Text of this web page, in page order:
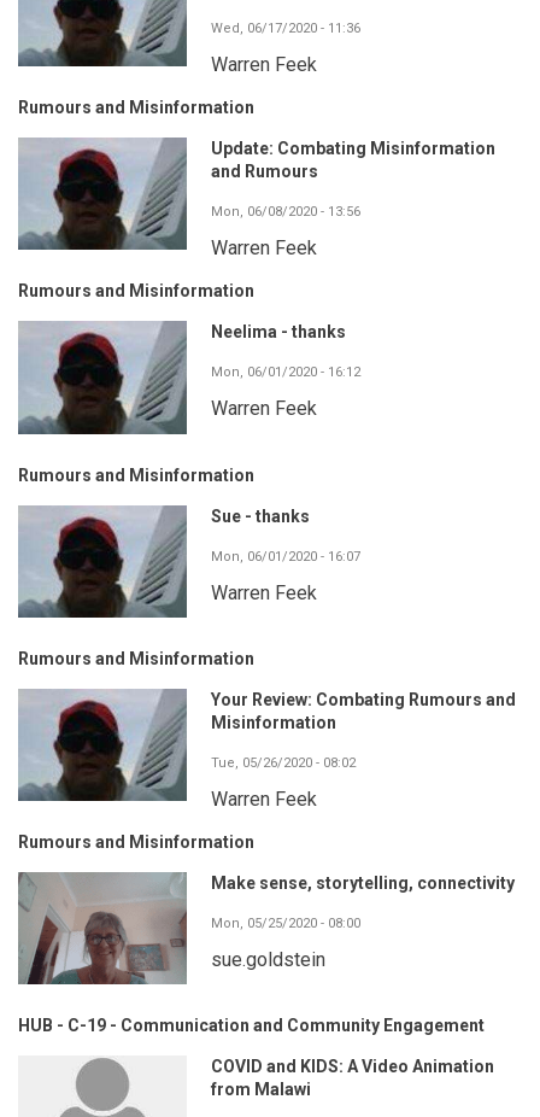
Wed, 06/17/2020 - 11:36
Warren Feek
Rumours and Misinformation
Update: Combating Misinformation
and Rumours
Mon, 06/08/2020 - 13:56
Warren Feek
Rumours and Misinformation
Neelima - thanks
Mon, 06/01/2020 - 16:12
Warren Feek
Rumours and Misinformation
Sue - thanks
Mon, 06/01/2020 - 16:07
Warren Feek
Rumours and Misinformation
Your Review: Combating Rumours and
Misinformation
Tue, 05/26/2020 - 08:02
Warren Feek
Rumours and Misinformation
Make sense, storytelling, connectivity
Mon, 05/25/2020 - 08:00
sue.goldstein
HUB - C-19 - Communication and Community Engagement
COVID and KIDS: A Video Animation
from Malawi